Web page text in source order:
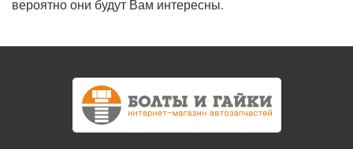
вероятно они будут Вам интересны.